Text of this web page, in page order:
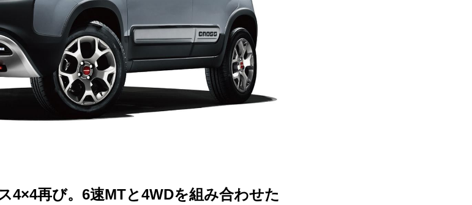
4×4再び。6速MTと4WDを組み合わせた